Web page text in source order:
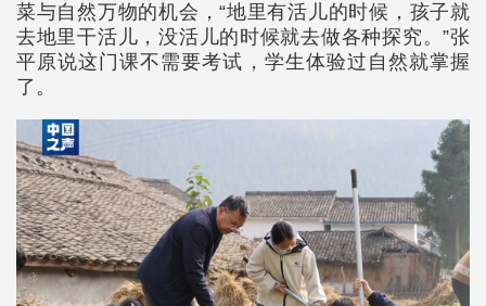
菜与自然万物的机会，“地里有活儿的时候，孩子就
去地里干活儿，没活儿的时候就去做各种探究。”张
平原说这门课不需要考试，学生体验过自然就掌握
了。